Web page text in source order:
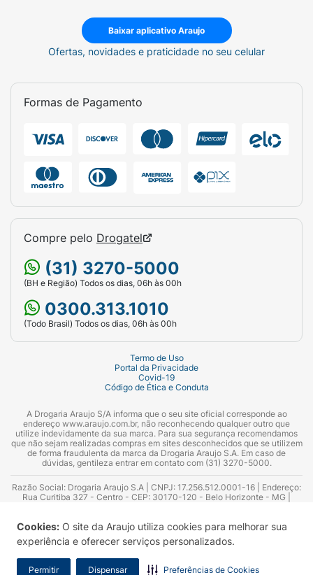
Cookies: O site da Araujo utiliza cookies para melhorar sua
experiência e oferecer serviços personalizados.
Permitir Dispensar Preferências de Cookies
Baixar aplicativo Araujo
Ofertas, novidades e praticidade no seu celular
Formas de Pagamento
Compre pelo Drogatel
(31) 3270-5000
(BH e Região) Todos os dias, 06h às 00h
0300.313.1010
(Todo Brasil) Todos os dias, 06h às 00h
Termo de Uso
Portal da Privacidade
Covid-19
Código de Ética e Conduta
A Drogaria Araujo S/A informa que o seu site oficial corresponde ao
endereço www.araujo.com.br, não reconhecendo qualquer outro que
utilize indevidamente da sua marca. Para sua segurança recomendamos
que não sejam realizadas compras em sites desconhecidos que se utilizem
de forma fraudulenta da marca da Drogaria Araujo S.A. Em caso de
dúvidas, gentileza entrar em contato com (31) 3270-5000.
Razão Social: Drogaria Araujo S.A | CNPJ: 17.256.512.0001-16 | Endereço:
Rua Curitiba 327 - Centro - CEP: 30170-120 - Belo Horizonte - MG |
Azevedo Guimarães – CRF 10.965 | Yasmin Silva Alvarenga – CRF 52.584 -
Consultor substituto: Thiago Aguiar Pinheiro - CRF Nº 13.748. Alvará
Sanitário: 2025020713 | Autorização de Funcionamento da Empresa (AFE):